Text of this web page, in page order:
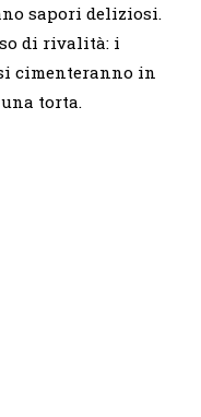
sapori deliziosi.
di rivalità: i
cimenteranno in
torta.